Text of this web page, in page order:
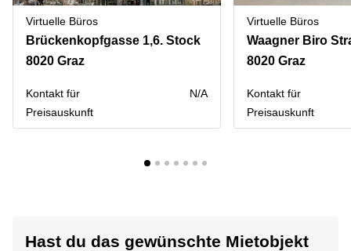
Virtuelle Büros
Brückenkopfgasse 1,6. Stock
8020 Graz
Kontakt für
Preisauskunft
N/A
Virtuelle Büros
Waagner Biro
8020 Graz
Kontakt für
Preisauskunft
Hast du das gewünschte Mietobjekt